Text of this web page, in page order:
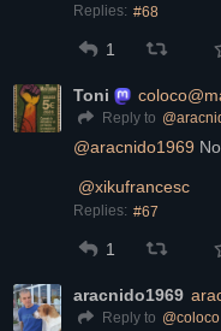
Replies: #68
1
Toni
Reply to @
@aracnido1969
@xikufrancesc
Replies: #67
1
aracnido1969
Reply to @coloco